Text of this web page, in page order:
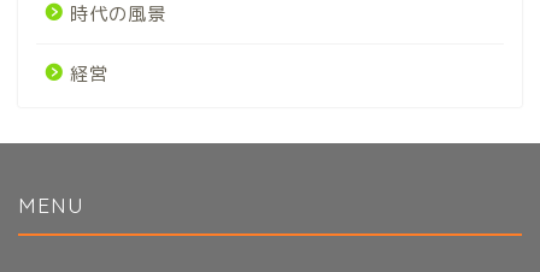
時代の風景
経営
MENU